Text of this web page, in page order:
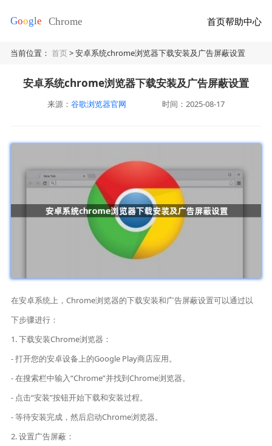
首页帮助中心
当前位置：首页> 安卓系统chrome浏览器下载安装及广告屏蔽设置
安卓系统chrome浏览器下载安装及广告屏蔽设置
来源： 谷歌浏览器官网 时间：2025-08-17
在安卓系统上，Chrome浏览器的下载安装和广告屏蔽设置可以通过以
下步骤进行：
1. 下载安装Chrome浏览器：
- 打开您的安卓设备上的Google Play商店应用。
- 在搜索栏中输入“Chrome”并找到Chrome浏览器。
- 点击“安装”按钮开始下载和安装过程。
- 等待安装完成，然后启动Chrome浏览器。
2. 设置广告屏蔽：